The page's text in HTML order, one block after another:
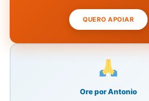
QUERO APOIAR
Ore por Antonio